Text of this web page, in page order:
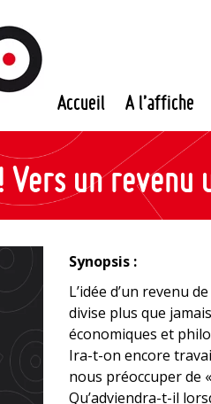
Accueil A l’affiche
Vers un revenu
Synopsis :
L’idée d’un revenu
divise plus que
économiques et
Ira-t-on encore
nous préoccuper de
Qu’adviendra-t-il